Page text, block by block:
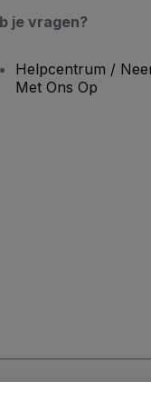
je vragen?
Helpcentrum /
Met Ons Op